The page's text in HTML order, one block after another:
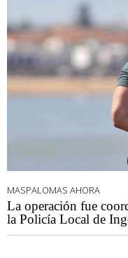
MASPALOMAS AHORA
La operación fue
la Policía Local de